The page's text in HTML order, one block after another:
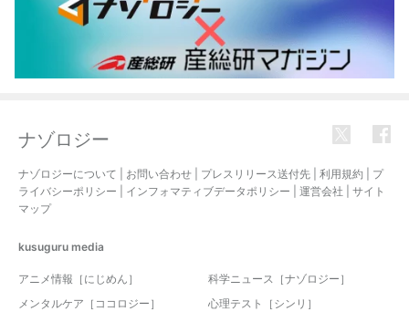
ナゾロジー
ナゾロジーについて お問い合わせ プレスリリース送付先 利用規約
プ
ライバシーポリシー
インフォマティブデータポリシー 運営会社
サイト
マップ
kusuguru media
アニメ情報［にじめん］
科学ニュース［ナゾロジー］
メンタルケア［ココロジー］
心理テスト［シンリ］